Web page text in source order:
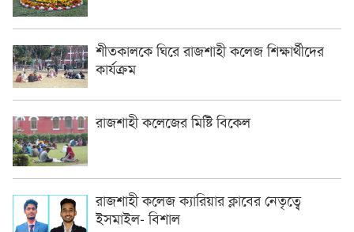
শীতকালকে ঘিরে রাজশাহী কলেজ শিক্ষার্থীদের
কার্যক্রম
রাজশাহী কলেজের মিষ্টি বিকেল
রাজশাহী কলেজ ক্যারিয়ার ক্লাবের নেতৃত্বে
ইসমাইল- বিশাল